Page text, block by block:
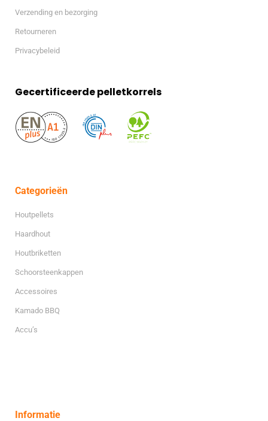
Verzending en bezorging
Retourneren
Privacybeleid
Gecertificeerde pelletkorrels
Categorieën
Houtpellets
Haardhout
Houtbriketten
Schoorsteenkappen
Accessoires
Kamado BBQ
Accu’s
Informatie